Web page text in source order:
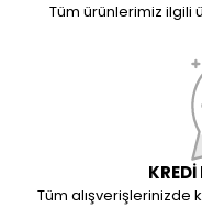
Tüm ürünlerimiz ilgili
Tüm alışverişlerinizde